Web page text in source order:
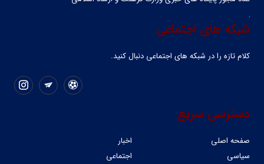
شبکه های اجتماعی
کلام تازه را در شبکه ‌های اجتماعی دنبال کنید.
دسترسی سریع
صفحه اصلی
اخبار
سیاسی
اجتماعی